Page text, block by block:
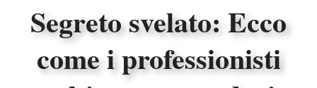
Segreto svelato: Ecco
come i professionisti